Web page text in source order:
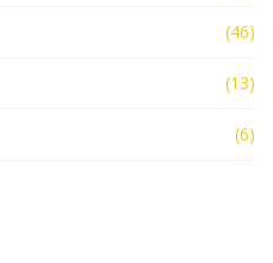
(46)
(13)
(6)